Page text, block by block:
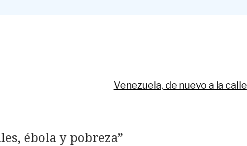
Siguiente:
Venezuela, de nuevo a la calle
ébola y pobreza”